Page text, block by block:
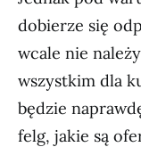
dobierze się
wcale nie
wszystkim dla
będzie
felg, jakie są